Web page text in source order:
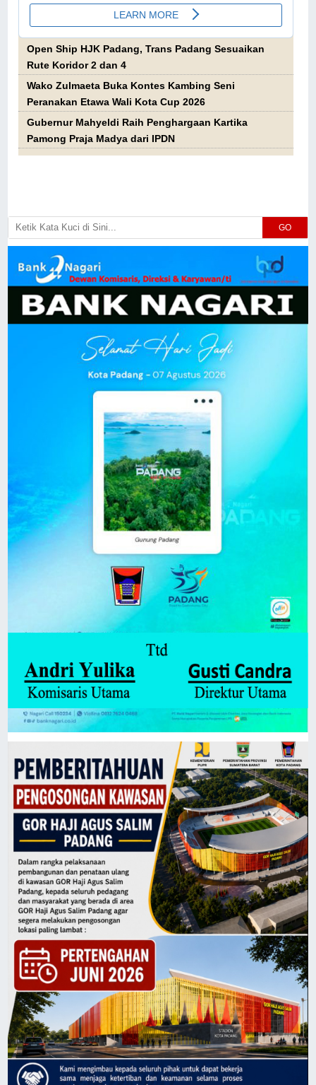
Open Ship HJK Padang, Trans Padang Sesuaikan
Rute Koridor 2 dan 4
Wako Zulmaeta Buka Kontes Kambing Seni
Peranakan Etawa Wali Kota Cup 2026
Gubernur Mahyeldi Raih Penghargaan Kartika
Pamong Praja Madya dari IPDN
GO